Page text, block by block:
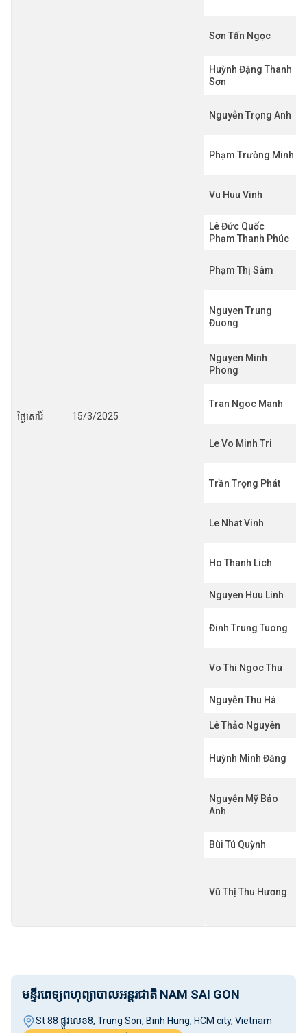
ថ្ងៃសៅរ៍ 15/3/2025
Sơn Tấn Ngọc
Huỳnh Đặng Thanh
Sơn
Nguyễn Trọng Anh
Phạm Trường Minh
Vu Huu Vinh
Lê Đức Quốc
Phạm Thanh Phúc
Phạm Thị Sâm
Nguyen Trung
Đuong
Nguyen Minh
Phong
Tran Ngoc Manh
Le Vo Minh Tri
Trần Trọng Phát
Le Nhat Vinh
Ho Thanh Lich
Nguyen Huu Linh
Đinh Trung Tuong
Vo Thi Ngoc Thu
Nguyễn Thu Hà
Lê Thảo Nguyên
Huỳnh Minh Đăng
Nguyễn Mỹ Bảo
Anh
Bùi Tú Quỳnh
Vũ Thị Thu Hương
មន្ទីរពេទ្យពហុព្យាបាលអន្តរជាតិ NAM SAI GON
St 88 ផ្លូវលេខ8, Trung Son, Binh Hung, HCM city, Vietnam